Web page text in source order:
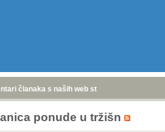
članaka s naših web stranica
ponude u tržišn